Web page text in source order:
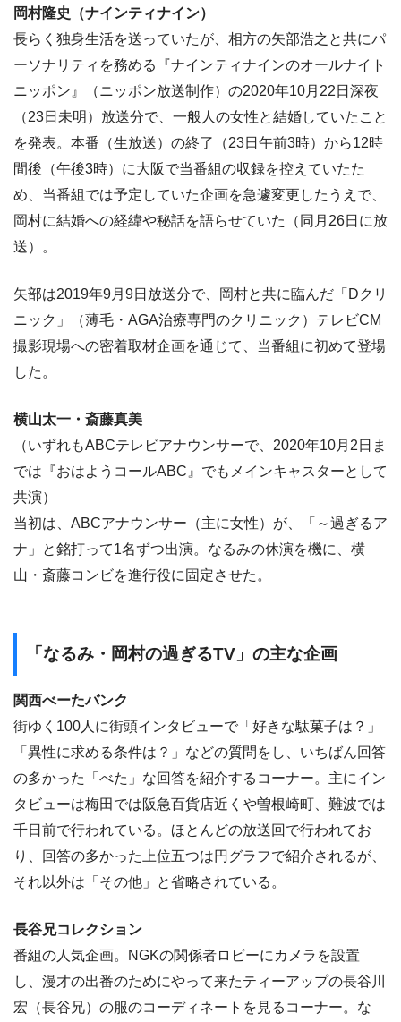
岡村隆史（ナインティナイン）
長らく独身生活を送っていたが、相方の矢部浩之と共にパ
ーソナリティを務める『ナインティナインのオールナイト
ニッポン』（ニッポン放送制作）の2020年10月22日深夜
（23日未明）放送分で、一般人の女性と結婚していたこと
を発表。本番（生放送）の終了（23日午前3時）から12時
間後（午後3時）に大阪で当番組の収録を控えていたた
め、当番組では予定していた企画を急遽変更したうえで、
岡村に結婚への経緯や秘話を語らせていた（同月26日に放
送）。
矢部は2019年9月9日放送分で、岡村と共に臨んだ「Dクリ
ニック」（薄毛・AGA治療専門のクリニック）テレビCM
撮影現場への密着取材企画を通じて、当番組に初めて登場
した。
横山太一・斎藤真美
（いずれもABCテレビアナウンサーで、2020年10月2日ま
では『おはようコールABC』でもメインキャスターとして
共演）
当初は、ABCアナウンサー（主に女性）が、「～過ぎるア
ナ」と銘打って1名ずつ出演。なるみの休演を機に、横
山・斎藤コンビを進行役に固定させた。
「なるみ・岡村の過ぎるTV」の主な企画
関西べーたバンク
街ゆく100人に街頭インタビューで「好きな駄菓子は？」
「異性に求める条件は？」などの質問をし、いちばん回答
の多かった「べた」な回答を紹介するコーナー。主にイン
タビューは梅田では阪急百貨店近くや曽根崎町、難波では
千日前で行われている。ほとんどの放送回で行われてお
り、回答の多かった上位五つは円グラフで紹介されるが、
それ以外は「その他」と省略されている。
長谷兄コレクション
番組の人気企画。NGKの関係者ロビーにカメラを設置
し、漫才の出番のためにやって来たティーアップの長谷川
宏（長谷兄）の服のコーディネートを見るコーナー。な